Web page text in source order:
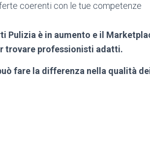
coerenti con le tue competenze
Pulizia è in aumento e il
trovare professionisti adatti.
fare la differenza nella qualità